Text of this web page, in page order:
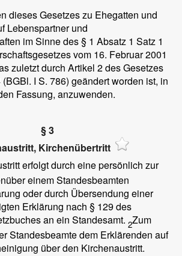
dieses Gesetzes zu Ehegatten und
Lebenspartner und
im Sinne des § 1 Absatz 1 Satz 1
vom 16. Februar 2001
zuletzt durch Artikel 2 des Gesetzes
I S. 786) geändert worden ist, in
Fassung, anzuwenden.
§ 3
Kirchenübertritt
erfolgt durch eine persönlich zur
einem Standesbeamten
oder durch Übersendung einer
Erklärung nach § 129 des
an ein Standesamt. 2Zum
Standesbeamte dem Erklärenden auf
über den Kirchenaustritt.